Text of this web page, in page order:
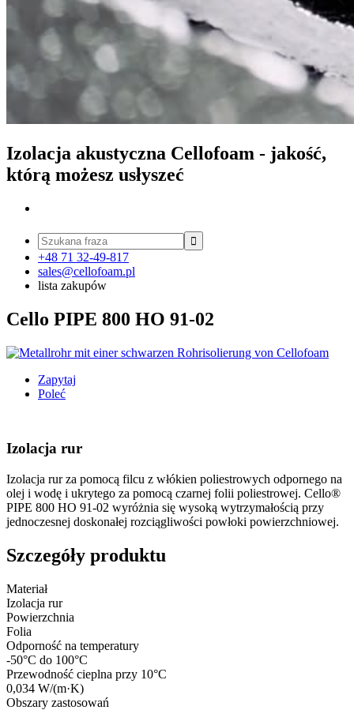
Izolacja akustyczna Cellofoam - jakość,
którą możesz usłyszeć

+48 71 32-49-817
sales@cellofoam.pl
lista zakupów
Cello PIPE 800 HO 91-02
Zapytaj
Poleć
Izolacja rur
Izolacja rur za pomocą filcu z włókien poliestrowych odpornego na
olej i wodę i ukrytego za pomocą czarnej folii poliestrowej. Cello®
PIPE 800 HO 91-02 wyróżnia się wysoką wytrzymałością przy
jednoczesnej doskonałej rozciągliwości powłoki powierzchniowej.
Szczegóły produktu
Materiał
Izolacja rur
Powierzchnia
Folia
Odporność na temperatury
-50°C do 100°C
Przewodność cieplna przy 10°C
0,034 W/(m·K)
Obszary zastosowań